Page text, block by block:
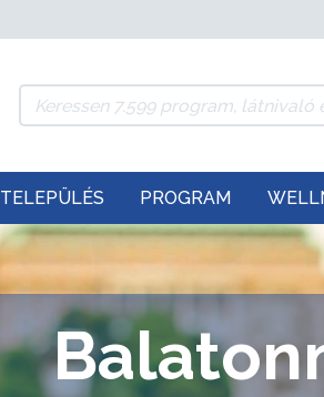
TELEPÜLÉS PROGRAM